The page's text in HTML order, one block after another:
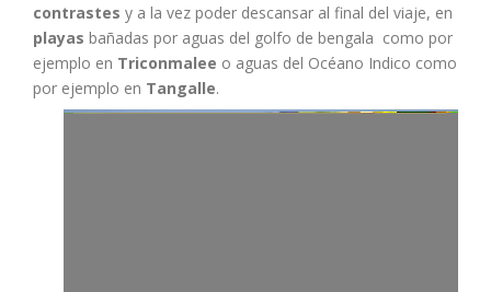
contrastes y a la vez poder descansar al final del viaje, en
playas bañadas por aguas del golfo de bengala como por
ejemplo en Triconmalee o aguas del Océano Indico como
por ejemplo en Tangalle.